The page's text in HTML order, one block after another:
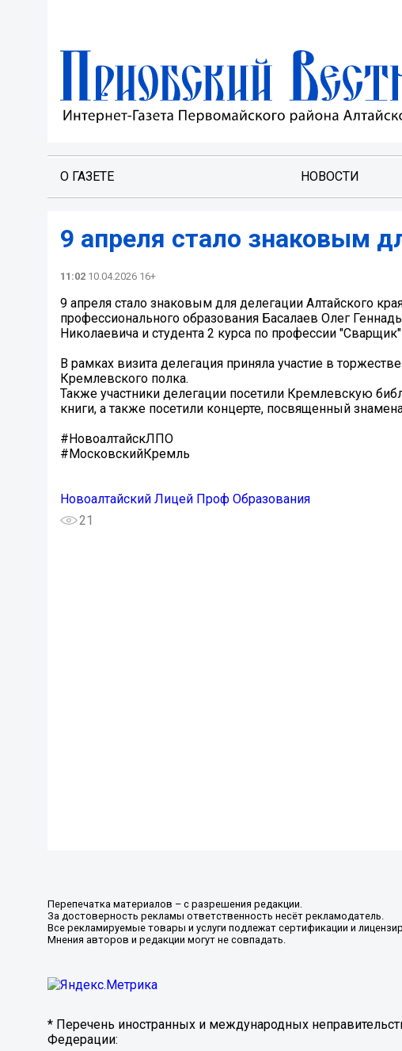
О ГАЗЕТЕ НОВОСТИ
9 апреля стало знаковым
11:02 10.04.2026 16+
9 апреля стало знаковым для делегации Алтайского
профессионального образования Басалаев Олег
Николаевича и студента 2 курса по профессии
В рамках визита делегация приняла участие в
Кремлевского полка.
Также участники делегации посетили Кремлевскую
книги, а также посетили концерте, посвященный
#НовоалтайскЛПО
#МосковскийКремль
Новоалтайский Лицей Проф Образования
21
Перепечатка материалов – с разрешения редакции.
За достоверность рекламы ответственность несёт рекламодатель.
Все рекламируемые товары и услуги подлежат сертификации и
Мнения авторов и редакции могут не совпадать.
* Перечень иностранных и международных
Федерации: